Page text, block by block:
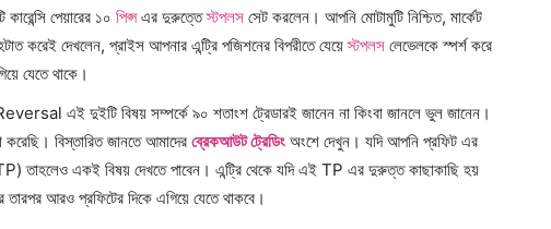
পেয়ারের ১০ পিপ্সএর দুরুত্তেস্টপলস সেট করলেন। আপনি মোটামুটি নিশ্চিত, মার্কেট
করেই দেখলেন, প্রাইস আপনার এন্ট্রি পজিশনের বিপরীতে যেয়েস্টপলস লেভেলকে স্পর্শ করে
যেতে থাকে।
এই দুইটি বিষয় সম্পর্কে ৯০ শতাংশ ট্রেডারই জানেন না কিংবা জানলে ভুল জানেন।
বিস্তারিত জানতে আমাদের ব্রেকআউট ট্রেডিং অংশে দেখুন। যদি আপনি প্রফিট এর
একই বিষয় দেখতে পাবেন। এন্ট্রি থেকে যদি এই TP এর দুরুত্ত কাছাকাছি হয়
আরও প্রফিটের দিকে এগিয়ে যেতে থাকবে।